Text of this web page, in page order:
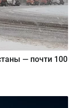
— почти 100